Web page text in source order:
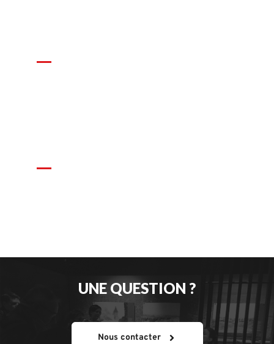
UNE QUESTION ?
Nous contacter